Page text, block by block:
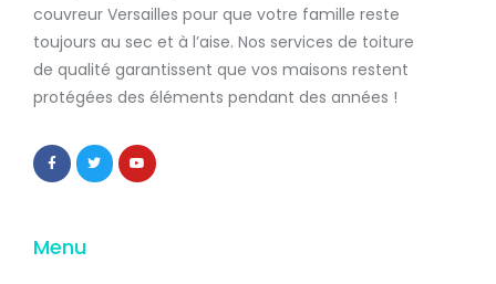
couvreur Versailles pour que votre famille reste
toujours au sec et à l’aise. Nos services de toiture
de qualité garantissent que vos maisons restent
protégées des éléments pendant des années !
Menu